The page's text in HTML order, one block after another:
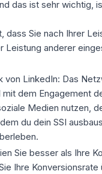
das ist sehr wichtig,
dass Sie nach Ihrer
Leistung anderer
von LinkedIn: Das
mit dem Engagement
Medien nutzen,
du dein SSI
Sie besser als Ihre
Ihre Konversionsrate